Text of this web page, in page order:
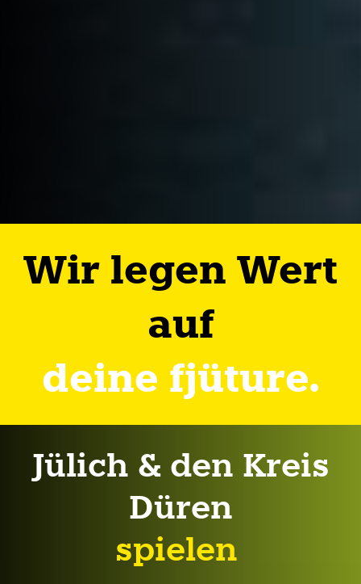
Wir legen Wert
auf
deine fjüture.
Jülich & den Kreis
Düren
spielen